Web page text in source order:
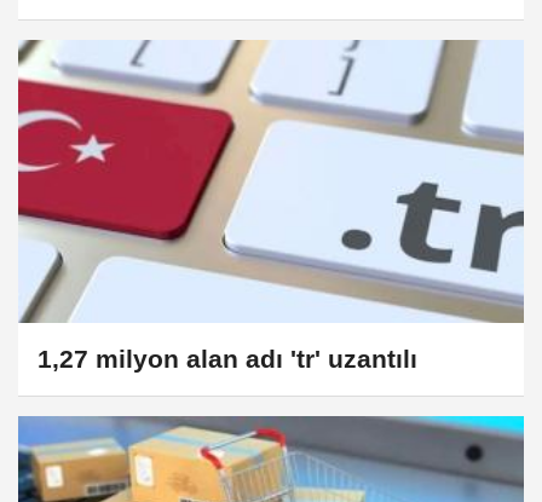
Hasara Neden Olabiliyor!
1,27 milyon alan adı 'tr' uzantılı